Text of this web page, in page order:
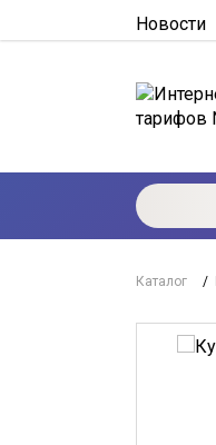
Новости
Каталог /